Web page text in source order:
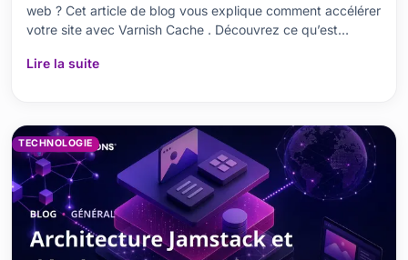
web ? Cet article de blog vous explique comment accélérer
votre site avec Varnish Cache . Découvrez ce qu’est
est efficace. Apprenez tout sur les étapes d’installation, les
Lire la suite
TECHNOLOGIE